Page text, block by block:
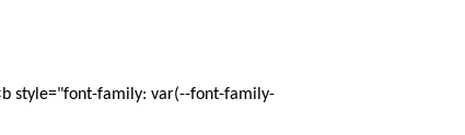
style="font-family: var(--font-family-